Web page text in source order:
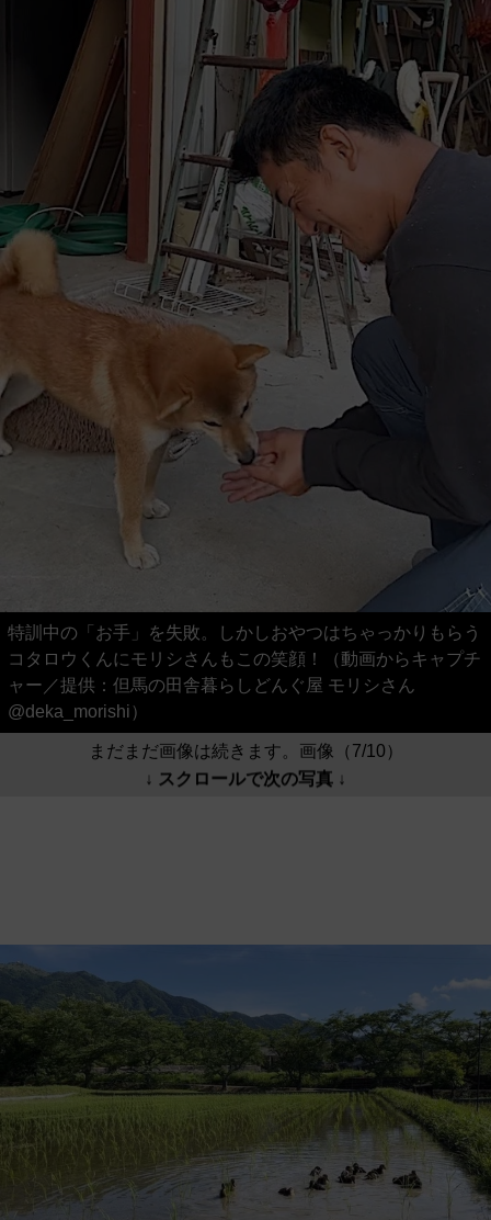
特訓中の「お手」を失敗。しかしおやつはちゃっかりもらう
コタロウくんにモリシさんもこの笑顔！（動画からキャプチ
ャー／提供：但馬の田舎暮らしどんぐ屋 モリシさん
@deka_morishi）
まだまだ画像は続きます。画像（7/10）
↓ スクロールで次の写真 ↓